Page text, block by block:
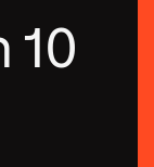
10